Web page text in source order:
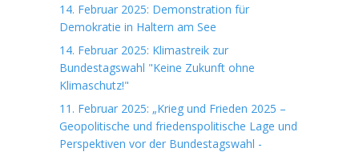
14. Februar 2025: Demonstration für
Demokratie in Haltern am See
14. Februar 2025: Klimastreik zur
Bundestagswahl "Keine Zukunft ohne
Klimaschutz!"
11. Februar 2025: „Krieg und Frieden 2025 –
Geopolitische und friedenspolitische Lage und
Perspektiven vor der Bundestagswahl -